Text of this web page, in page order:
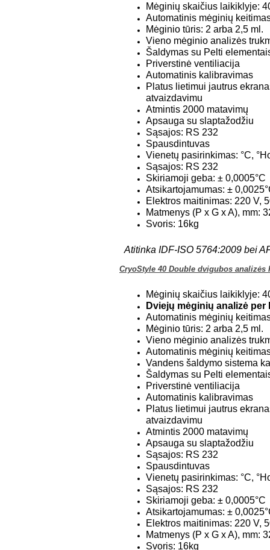
Mėginių skaičius laikiklyje:
Automatinis mėginių
Mėginio tūris: 2 arba 2,5 ml.
Vieno mėginio analizės
Šaldymas su Pelti
Priverstinė ventiliacija
Automatinis kalibravimas
Platus lietimui jautrus
atvaizdavimu
Atmintis 2000 matavimų
Apsauga su slaptažodžiu
Sąsajos: RS 232
Spausdintuvas
Vienetų pasirinkimas: °C,
Sąsajos: RS 232
Skiriamoji geba: ± 0,0005°C
Atsikartojamumas: ±
Elektros maitinimas: 220 V,
Matmenys (P x G x A), mm:
Svoris: 16kg
Atitinka IDF-ISO 5764:2009 bei
CryoStyle 40 Double dvigubos analizės
Mėginių skaičius laikiklyje:
Dviejų mėginių analizė per
Automatinis mėginių
Mėginio tūris: 2 arba 2,5 ml.
Vieno mėginio analizės
Automatinis mėginių
Vandens šaldymo sistema
Šaldymas su Pelti
Priverstinė ventiliacija
Automatinis kalibravimas
Platus lietimui jautrus
atvaizdavimu
Atmintis 2000 matavimų
Apsauga su slaptažodžiu
Sąsajos: RS 232
Spausdintuvas
Vienetų pasirinkimas: °C,
Sąsajos: RS 232
Skiriamoji geba: ± 0,0005°C
Atsikartojamumas: ±
Elektros maitinimas: 220 V,
Matmenys (P x G x A), mm:
Svoris: 16kg